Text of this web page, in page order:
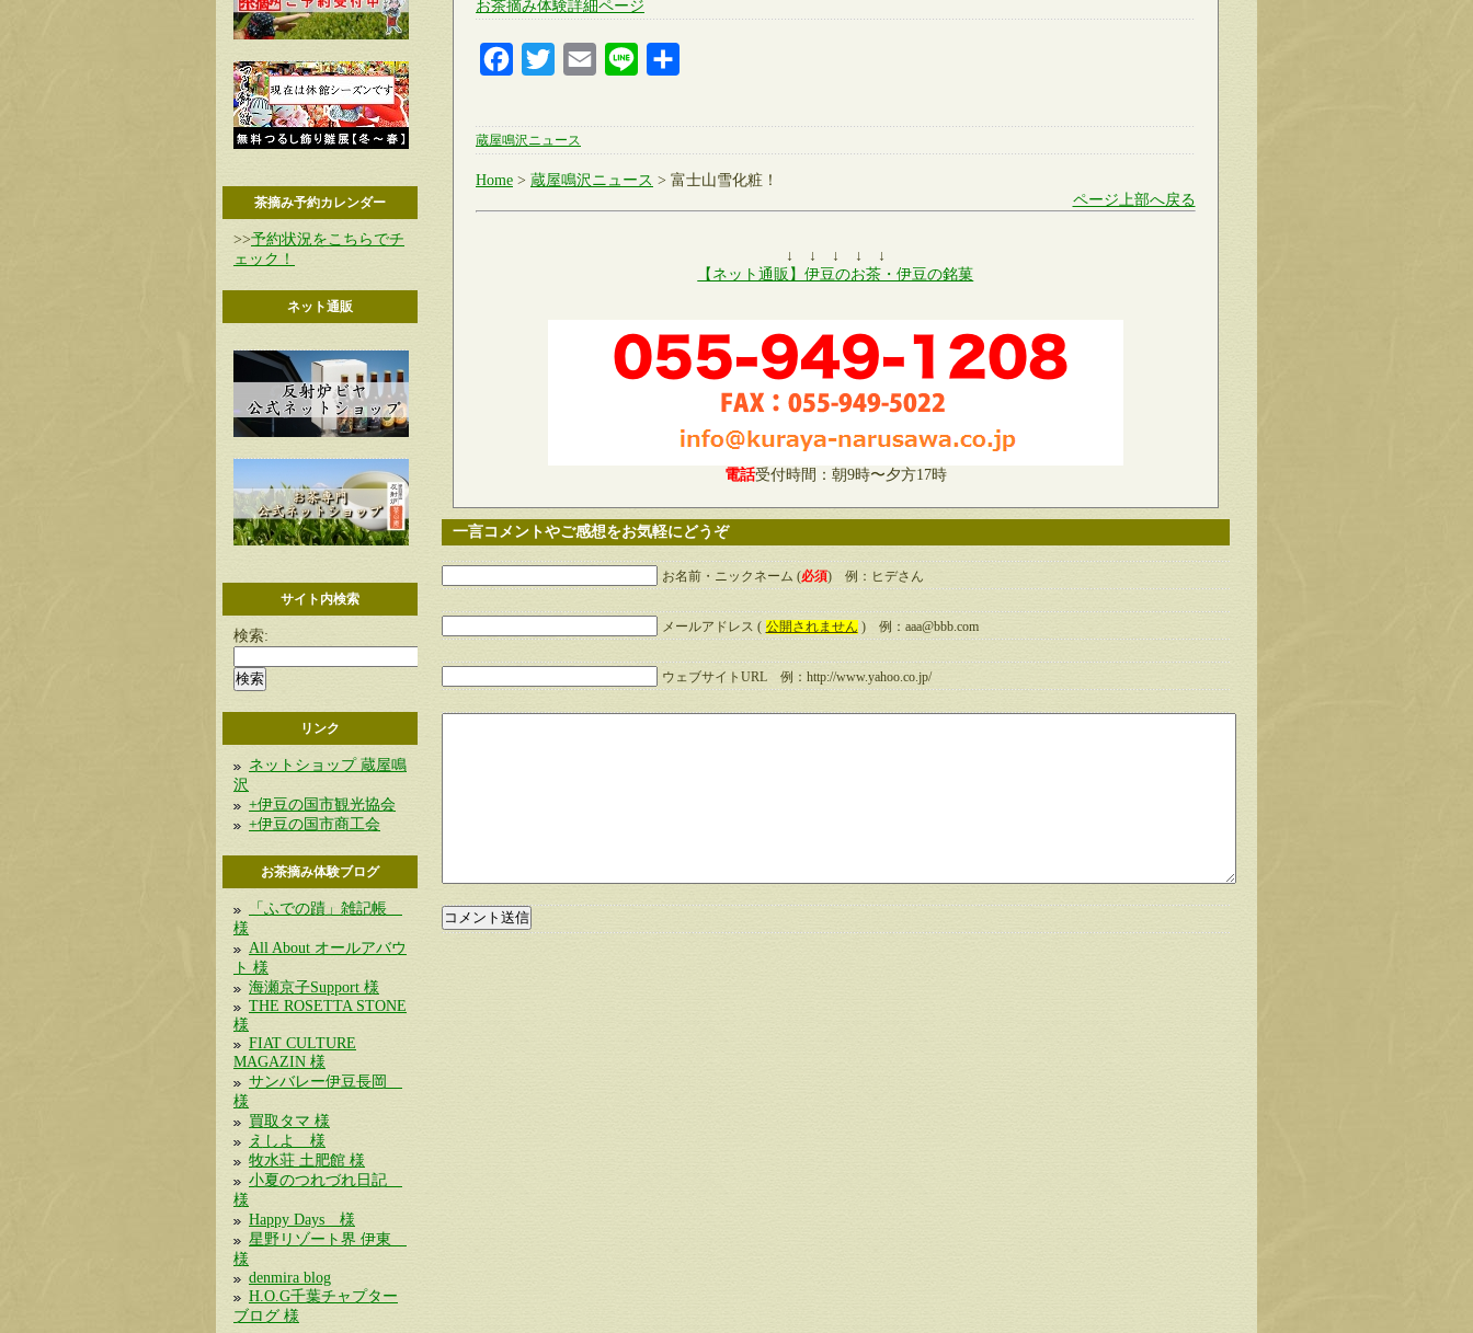
茶摘み予約カレンダー
>>予約状況をこちらでチ
ェック！
ネット通販
サイト内検索
検索:
リンク
ネットショップ 蔵屋鳴
沢
+伊豆の国市観光協会
+伊豆の国市商工会
お茶摘み体験ブログ
「ふでの蹟」雑記帳
様
All About オールアバウ
ト 様
海瀬京子Support 様
THE ROSETTA STONE
様
FIAT CULTURE
MAGAZIN 様
サンバレー伊豆長岡
様
買取タマ 様
えしよ 様
牧水荘 土肥館 様
小夏のつれづれ日記
様
Happy Days 様
星野リゾート界 伊東
様
denmira blog
H.O.G千葉チャプター
ブログ 様
お茶摘み体験詳細ページ
FacebookTwitter Email Line
蔵屋鳴沢ニュース
Home > 蔵屋鳴沢ニュース > 富士山雪化粧！
ページ上部へ戻る
↓ ↓ ↓ ↓ ↓
【ネット通販】伊豆のお茶・伊豆の銘菓
電話受付時間：朝9時〜夕方17時
一言コメントやご感想をお気軽にどうぞ
お名前・ニックネーム (必須) 例：ヒデさん
メールアドレス ( 公開されません ) 例：aaa@bbb.com
ウェブサイトURL 例：http://www.yahoo.co.jp/